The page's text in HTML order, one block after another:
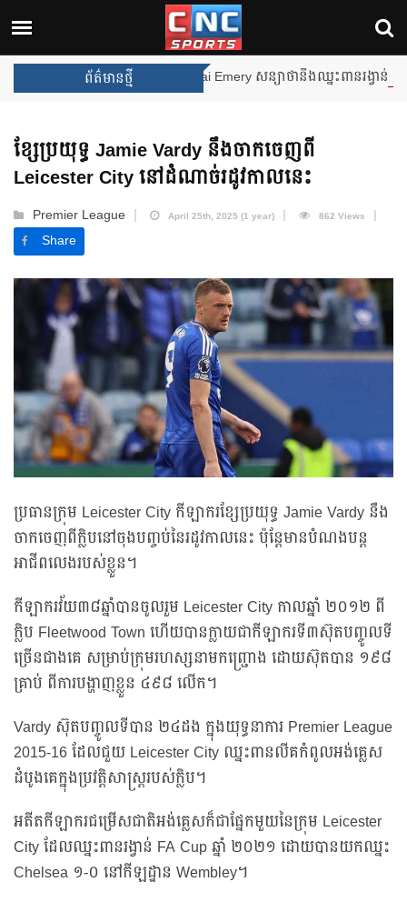
ព័ត៌មានថ្មី
Unai Emery សន្យាថានឹងឈ្នះពានរង្វាន់បន្ថែមទៀត បន្ទាប់ពី
ខ្សែប្រយុទ្ធ Jamie Vardy នឹងចាកចេញពី
Leicester City នៅដំណាច់រដូវកាលនេះ
Premier League April 25th, 2025 (1 year) 862 Views
Share
ប្រធានក្រុម Leicester City កីឡាករខ្សែប្រយុទ្ធ Jamie Vardy នឹង
ចាកចេញពីក្លិបនៅចុងបញ្ចប់នៃរដូវកាលនេះ ប៉ុន្តែមានបំណងបន្ត
អាជីពលេងរបស់ខ្លួន។
កីឡាករវ័យ៣៨ឆ្នាំបានចូលរួម Leicester City កាលឆ្នាំ ២០១២ ពី
ក្លិប Fleetwood Town ហើយបានក្លាយជាកីឡាករទី៣ស៊ុតបញ្ចូលទី
ច្រើនជាងគេ សម្រាប់ក្រុមរហស្សនាមកញ្ជ្រោង ដោយស៊ុតបាន ១៩៨
គ្រាប់ ពីការបង្ហាញខ្លួន ៤៩៨ លើក។
Vardy ស៊ុតបញ្ចូលទីបាន ២៤ដង ក្នុងយុទ្ធនាការ Premier League
2015-16 ដែលជួយ Leicester City ឈ្នះពានលីគកំពូលអង់គ្លេស
ដំបូងគេក្នុងប្រវត្តិសាស្ត្ររបស់ក្លិប។
អតីតកីឡាករជម្រើសជាតិអង់គ្លេសក៏ជាផ្នែកមួយនៃក្រុម Leicester
City ដែលឈ្នះពានរង្វាន់ FA Cup ឆ្នាំ ២០២១ ដោយបានយកឈ្នះ
Chelsea ១-០ នៅកីឡដ្ឋាន Wembley។